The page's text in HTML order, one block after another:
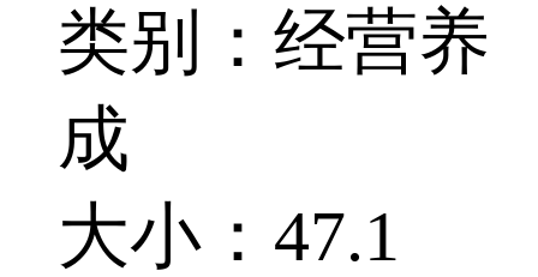
类别：经营养
成
大小：47.1